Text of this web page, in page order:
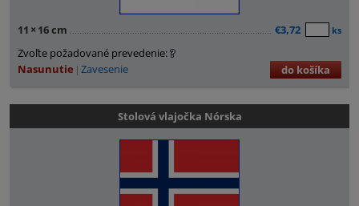
11 × 16 cm €3,72 ks
Zvoľte požadované prevedenie:
Nasunutie Zavesenie do košíka
Stolová vlajočka Nórska